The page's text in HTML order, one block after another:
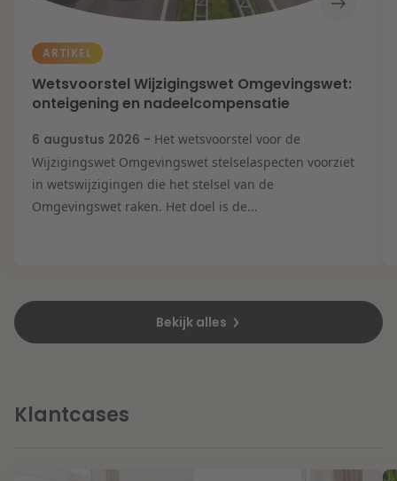
Overheid & Omgeving
Aanbesteding & Mededinging
Aansprakelijkheid & Verzekering
Dichtbij de wendbare onderneming
ARTIKEL
Wetsvoorstel Wijzigingswet Omgevingswet:
onteigening en nadeelcompensatie
6 augustus 2026 - Het wetsvoorstel voor de
Wijzigingswet Omgevingswet stelselaspecten voorziet
in wetswijzigingen die het stelsel van de
Omgevingswet raken. Het doel is de...
Bekijk alles
Klantcases